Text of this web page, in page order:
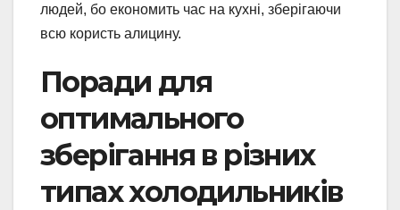
людей, бо економить час на кухні, зберігаючи
всю користь алицину.
Поради для
оптимального
зберігання в різних
типах холодильників